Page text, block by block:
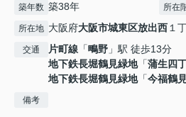
築年数 築38年 所在
所在地 大阪府大阪市城東区放出西１
交通 片町線 「鴫野 」駅 徒歩13分
地下鉄長堀鶴見緑地「蒲生四
地下鉄長堀鶴見緑地「今福鶴
備考